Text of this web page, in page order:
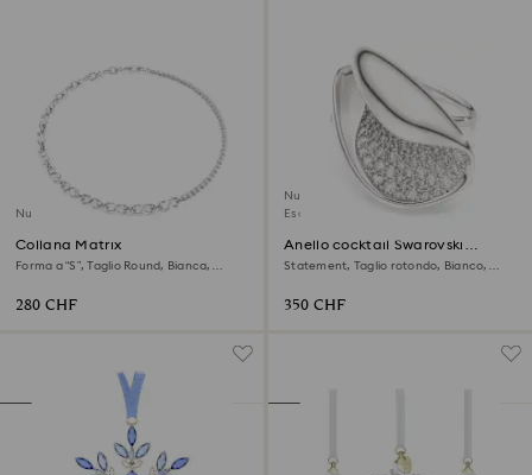
Nuovo
Collana Matrix
Forma a “S”, Taglio Round, Bianca,
280 CHF
Nuovo
Esclusiva online
Anello cocktail Swarovski
Classica
Statement, Taglio rotondo, Bianco,
350 CHF